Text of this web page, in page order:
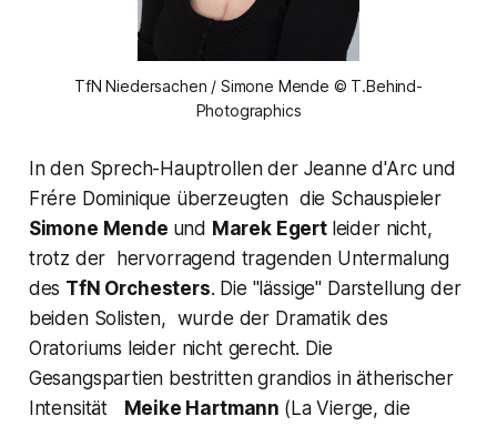
TfN Niedersachen / Simone Mende © T.Behind-
Photographics
In den Sprech-Hauptrollen der Jeanne d'Arc und
Frére Dominique überzeugten die Schauspieler
Simone Mende und Marek Egert leider nicht,
trotz der hervorragend tragenden Untermalung
des TfN Orchesters. Die "lässige" Darstellung der
beiden Solisten, wurde der Dramatik des
Oratoriums leider nicht gerecht. Die
Gesangspartien bestritten grandios in ätherischer
Intensität
Meike Hartmann (La Vierge, die